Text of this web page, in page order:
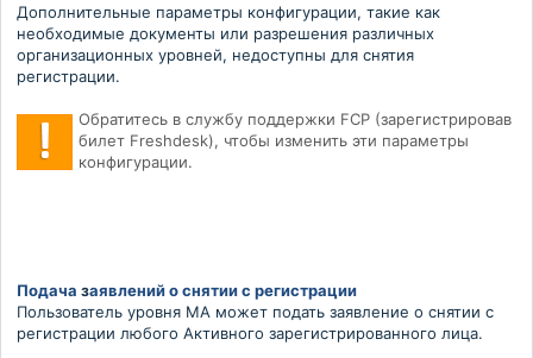
Дополнительные параметры конфигурации, такие как
необходимые документы или разрешения различных
организационных уровней, недоступны для снятия
регистрации.
Обратитесь в службу поддержки FCP (зарегистрировав
билет Freshdesk), чтобы изменить эти параметры
конфигурации.
Подача заявленийоснятиис регистрации
Пользователь уровня MA может подать заявление о снятии с
регистрации любого Активного зарегистрированного лица.